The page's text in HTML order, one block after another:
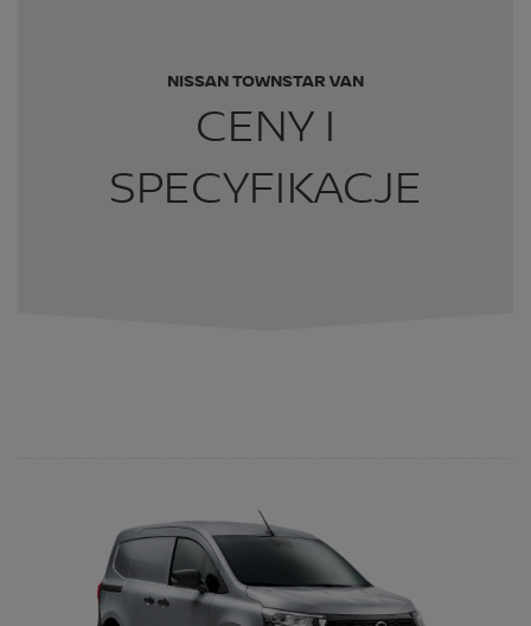
NISSAN TOWNSTAR VAN
CENY I
SPECYFIKACJE